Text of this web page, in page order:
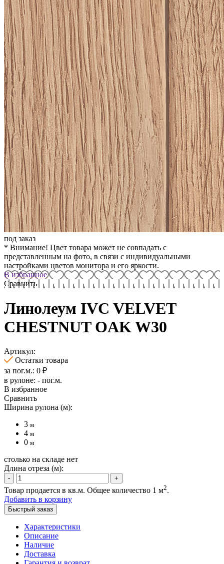
под заказ
* Внимание! Цвет товара может не совпадать с
представленным на фото, в связи с индивидуальными
настройками цветов монитора и его яркости.
В избранное
Сравнить
Линолеум IVC VELVET
CHESTNUT OAK W30
Артикул:
Остатки товара
за пог.м.: 0 ₽
в рулоне: - пог.м.
В избранное
Сравнить
Ширина рулона (м):
3 м
4 м
0 м
столько на складе нет
Длина отреза (м):
- +
Товар продается в кв.м. Общее количество 1 м2.
Добавить в корзину
Быстрый заказ
Характеристики
Описание
Наличие
Доставка